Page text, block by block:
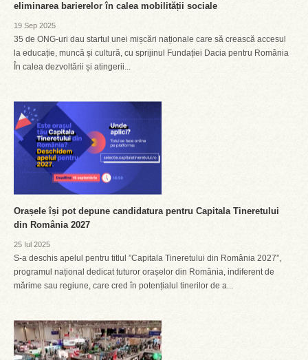
eliminarea barierelor în calea mobilității sociale
19 Sep 2025
35 de ONG-uri dau startul unei mișcări naționale care să crească accesul
la educație, muncă și cultură, cu sprijinul Fundației Dacia pentru România
În calea dezvoltării și atingerii...
Orașele își pot depune candidatura pentru Capitala Tineretului
din România 2027
25 Iul 2025
S-a deschis apelul pentru titlul ”Capitala Tineretului din România 2027”,
programul național dedicat tuturor orașelor din România, indiferent de
mărime sau regiune, care cred în potențialul tinerilor de a...